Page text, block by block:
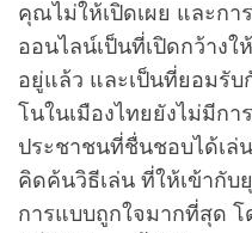
คุณไม่ให้เปิดเผย และกา
ออนไลน์เป็นที่เปิดกว้าง
อยู่แล้ว และเป็นที่ยอมรั
โนในเมืองไทยยังไม่มีกา
ประชาชนที่ชื่นชอบได้เล่
คิดค้นวิธีเล่น ที่ให้เข้ากับ
การแบบถูกใจมากที่สุด โ